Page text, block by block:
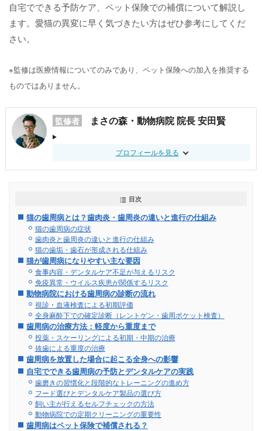
自宅でできる予防ケア、ペット保険での補償について解説し
ます。愛猫の異変に早く気づきたい方はぜひ参考にしてくだ
さい。
※監修は医療情報についてのみであり、ペット保険への加入を推奨する
ものではありません。
監修者 まさの森・動物病院 院長 安田賢
プロフィールを見る
目次
猫の歯周病とは？歯肉炎・歯周炎の違いと進行の仕組み
猫の歯周病の症状
歯肉炎と歯周炎の違いと進行の仕組み
猫の歯垢・歯石が形成される仕組み
猫が歯周病になりやすい主な要因
食事内容・デンタルケア不足が与えるリスク
免疫異常・ウイルス疾患が関係するリスク
動物病院における歯周病の診断の流れ
視診・血液検査による初期評価
全身麻酔下での確定診断（レントゲン・歯周ポケット検査）
歯周病の治療方法：軽度から重度まで
投薬・スケーリングによる初期・中期の治療
抜歯による重度の治療
歯周病を放置した場合に起こる全身への影響
自宅でできる歯周病の予防とデンタルケアの実践
歯磨きの習慣化と段階的なトレーニングの進め方
フード選びとデンタルケア製品の選び方
飼い主が行えるセルフチェックの方法
動物病院での定期クリーニングの重要性
歯周病はペット保険で補償される？